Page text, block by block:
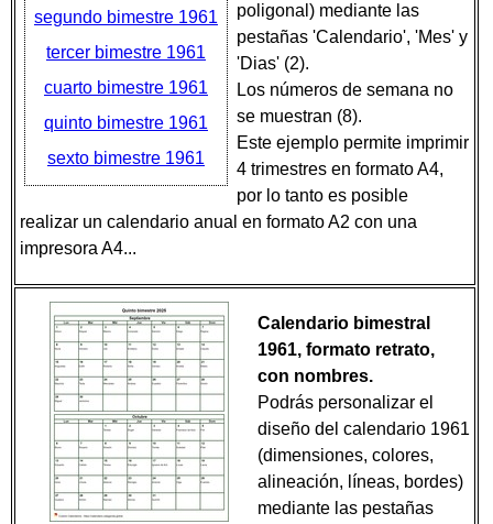
segundo bimestre 1961
tercer bimestre 1961
cuarto bimestre 1961
quinto bimestre 1961
sexto bimestre 1961
poligonal) mediante las
pestañas 'Calendario', 'Mes' y
'Dias' (2).
Los números de semana no
se muestran (8).
Este ejemplo permite imprimir
4 trimestres en formato A4,
por lo tanto es posible
realizar un calendario anual en formato A2 con una
impresora A4...
Calendario bimestral
1961, formato retrato,
con nombres.
Podrás personalizar el
diseño del calendario 1961
(dimensiones, colores,
alineación, líneas, bordes)
mediante las pestañas